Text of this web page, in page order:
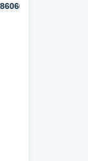
പരസ്യങ്ങൾക്ക്